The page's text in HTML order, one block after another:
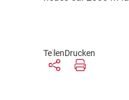
TeilenDrucken